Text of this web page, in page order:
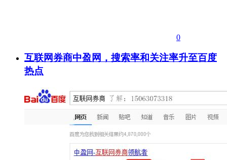
0
互联网券商中盈网，搜索率和关注率升至百度
热点